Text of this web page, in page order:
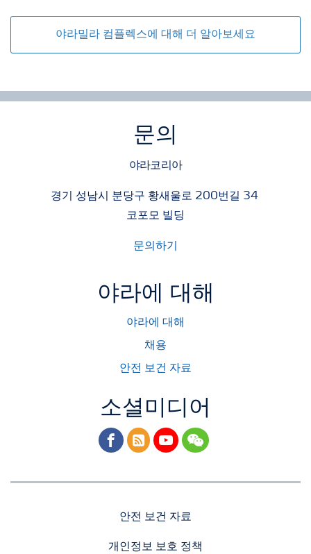
야라밀라 컴플렉스에 대해 더 알아보세요
문의
야라코리아
경기 성남시 분당구 황새울로 200번길 34
코포모 빌딩
문의하기
야라에 대해
야라에 대해
채용
안전 보건 자료
소셜미디어
facebook
rss youtubewechat
안전 보건 자료
개인정보 보호 정책